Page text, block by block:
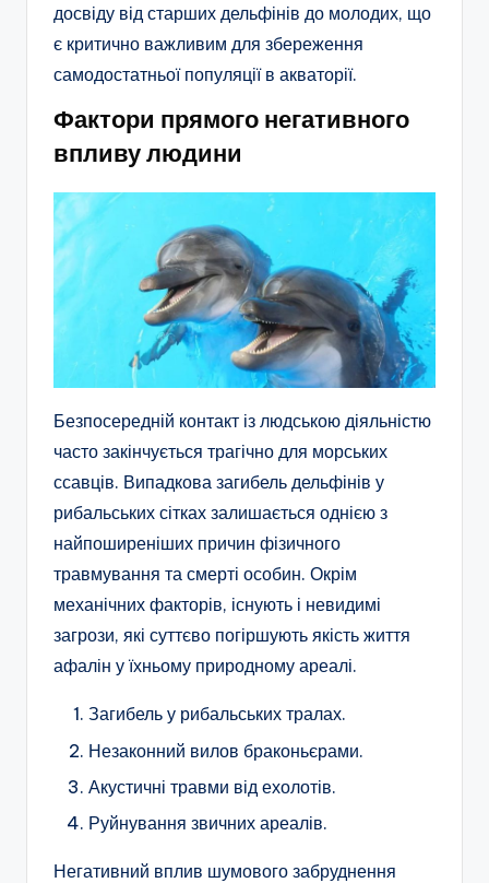
досвіду від старших дельфінів до молодих, що
є критично важливим для збереження
самодостатньої популяції в акваторії.
Фактори прямого негативного
впливу людини
Безпосередній контакт із людською діяльністю
часто закінчується трагічно для морських
ссавців. Випадкова загибель дельфінів у
рибальських сітках залишається однією з
найпоширеніших причин фізичного
травмування та смерті особин. Окрім
механічних факторів, існують і невидимі
загрози, які суттєво погіршують якість життя
афалін у їхньому природному ареалі.
Загибель у рибальських тралах.
Незаконний вилов браконьєрами.
Акустичні травми від ехолотів.
Руйнування звичних ареалів.
Негативний вплив шумового забруднення